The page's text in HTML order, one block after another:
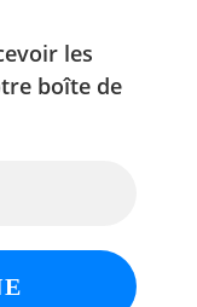
les
boîte de